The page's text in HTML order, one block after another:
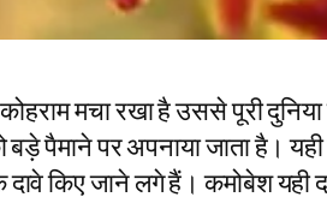
मचा रखा है उससे पूरी
पैमाने पर अपनाया जाता है।
किए जाने लगे हैं। कमोबेश यही